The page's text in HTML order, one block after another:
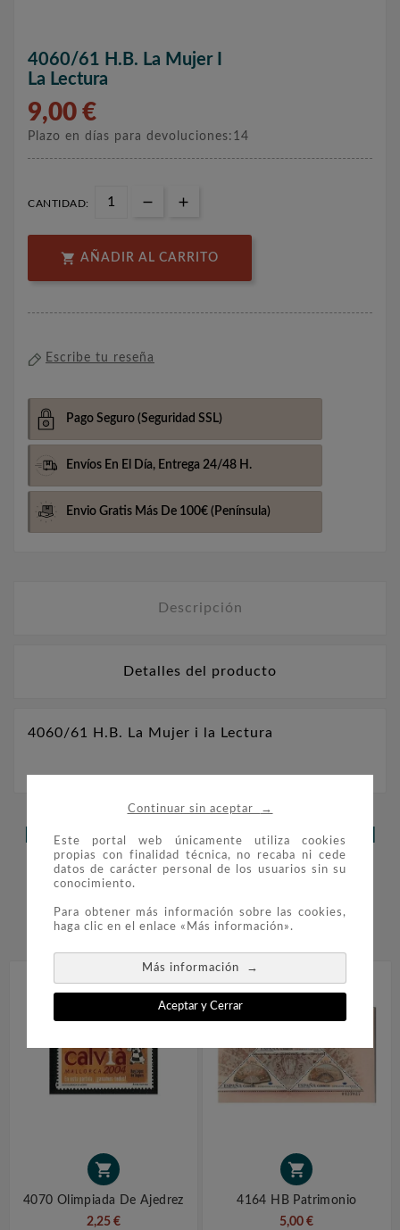
Continuar sin aceptar →
Este portal web únicamente utiliza cookies
propias con finalidad técnica, no recaba ni cede
datos de carácter personal de los usuarios sin su
conocimiento.
Para obtener más información sobre las cookies,
haga clic en el enlace «Más información».
Más información →
Aceptar y Cerrar
4060/61 H.B. La Mujer I
La Lectura
9,00 €
Plazo en días para devoluciones:14
CANTIDAD:
 AÑADIR AL CARRITO
Escribe tu reseña
Pago Seguro (Seguridad SSL)
Envíos En El Día, Entrega 24/48 H.
Envio Gratis Más De 100€ (Península)
Descripción
Detalles del producto
4060/61 H.B. La Mujer i la Lectura
LOS CLIENTES QUE ADQUIRIERON
ESTE PRODUCTO TAMBIÉN
 

4070 Olimpiada De Ajedrez
2,25 €

4164 HB Patrimonio
5,00 €